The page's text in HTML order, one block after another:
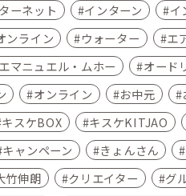
ーネット インターン イ
ンライン
ウォーター エ
エマニュエル・ムホー オード
オンライン お中元
キスケBOX キスケKITJAO
キャンペーン きょんさん
竹伸朗
クリエイター グ